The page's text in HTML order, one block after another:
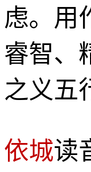
虑。用
睿智、
之义五
依城读